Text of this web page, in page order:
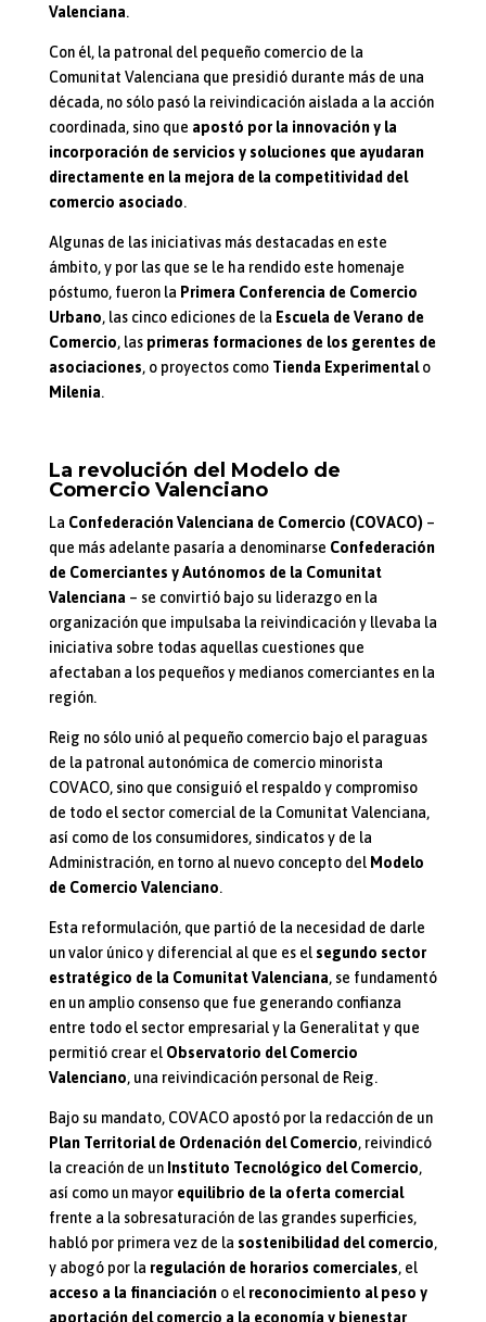
Valenciana.
Con él, la patronal del pequeño comercio de la
Comunitat Valenciana que presidió durante más de una
década, no sólo pasó la reivindicación aislada a la acción
coordinada, sino que apostó por la innovación y la
incorporación de servicios y soluciones que ayudaran
directamente en la mejora de la competitividad del
comercio asociado.
Algunas de las iniciativas más destacadas en este
ámbito, y por las que se le ha rendido este homenaje
póstumo, fueron la Primera Conferencia de Comercio
Urbano, las cinco ediciones de la Escuela de Verano de
Comercio, las primeras formaciones de los gerentes de
asociaciones, o proyectos como Tienda Experimentalo
Milenia.
La revolución del Modelo de
Comercio Valenciano
La Confederación Valenciana de Comercio (COVACO)–
que más adelante pasaría a denominarse Confederación
de Comerciantes y Autónomos de la Comunitat
Valenciana – se convirtió bajo su liderazgo en la
organización que impulsaba la reivindicación y llevaba la
iniciativa sobre todas aquellas cuestiones que
afectaban a los pequeños y medianos comerciantes en la
región.
Reig no sólo unió al pequeño comercio bajo el paraguas
de la patronal autonómica de comercio minorista
COVACO, sino que consiguió el respaldo y compromiso
de todo el sector comercial de la Comunitat Valenciana,
así como de los consumidores, sindicatos y de la
Administración, en torno al nuevo concepto del Modelo
de Comercio Valenciano.
Esta reformulación, que partió de la necesidad de darle
un valor único y diferencial al que es el segundo sector
estratégico de la Comunitat Valenciana, se fundamentó
en un amplio consenso que fue generando confianza
entre todo el sector empresarial y la Generalitat y que
permitió crear el Observatorio del Comercio
Valenciano, una reivindicación personal de Reig.
Bajo su mandato, COVACO apostó por la redacción de un
Plan Territorial de Ordenación del Comercio, reivindicó
la creación de unInstituto Tecnológico del Comercio,
así como un mayor equilibrio de la oferta comercial
frente a la sobresaturación de las grandes superficies,
habló por primera vez de la sostenibilidad del comercio,
y abogó por la regulación de horarios comerciales, el
acceso a la financiacióno el reconocimiento al peso y
aportación del comercio a la economía y bienestar